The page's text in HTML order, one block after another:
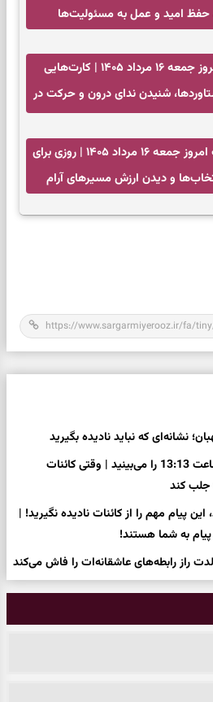
حفظ امید و عمل به مسئولیت‌ها
فال تاروت امروز جمعه ۱۶ مرداد ۱۴۰۵ | کارت‌هایی
شنیدن ندای درون و حرکت در
فال سرنوشت امروز جمعه ۱۶ مرداد ۱۴۰۵ | روزی برای
و دیدن ارزش مسیرهای آرام
پیام عجیب کائنات وقتی ساعت 13:13 را می‌بینید | وقتی کائنات
را می‌بینید، این پیام مهم را از کائنات نادیده نگیرید! |
به شما هستند!
راز رابطه‌های عاشقانه‌ات را فاش می‌کند